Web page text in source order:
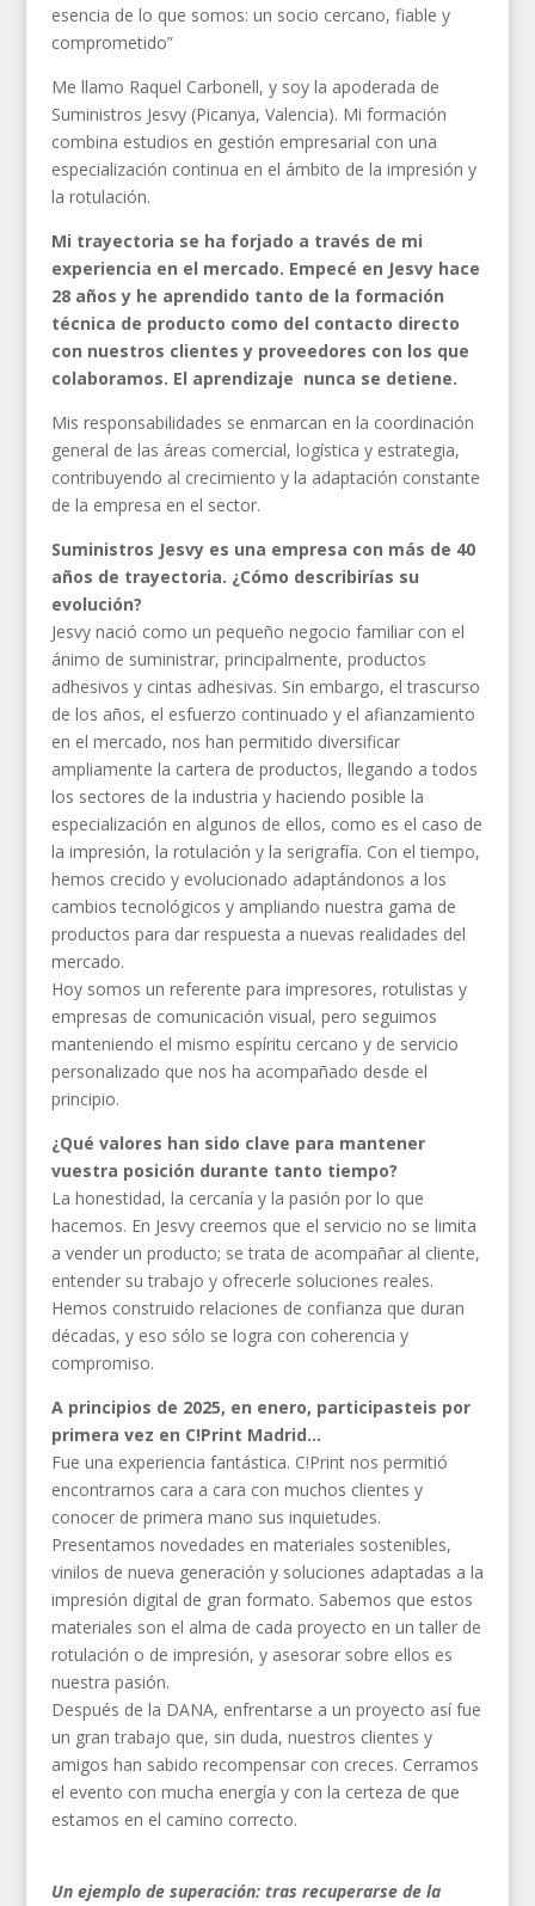
esencia de lo que somos: un socio cercano, fiable y
comprometido”
Me llamo Raquel Carbonell, y soy la apoderada de
Suministros Jesvy (Picanya, Valencia). Mi formación
combina estudios en gestión empresarial con una
especialización continua en el ámbito de la impresión y
la rotulación.
Mi trayectoria se ha forjado a través de mi
experiencia en el mercado. Empecé en Jesvy hace
28 años y he aprendido tanto de la formación
técnica de producto como del contacto directo
con nuestros clientes y proveedores con los que
colaboramos. El aprendizaje nunca se detiene.
Mis responsabilidades se enmarcan en la coordinación
general de las áreas comercial, logística y estrategia,
contribuyendo al crecimiento y la adaptación constante
de la empresa en el sector.
Suministros Jesvy es una empresa con más de 40
años de trayectoria. ¿Cómo describirías su
evolución?
Jesvy nació como un pequeño negocio familiar con el
ánimo de suministrar, principalmente, productos
adhesivos y cintas adhesivas. Sin embargo, el trascurso
de los años, el esfuerzo continuado y el afianzamiento
en el mercado, nos han permitido diversificar
ampliamente la cartera de productos, llegando a todos
los sectores de la industria y haciendo posible la
especialización en algunos de ellos, como es el caso de
la impresión, la rotulación y la serigrafía. Con el tiempo,
hemos crecido y evolucionado adaptándonos a los
cambios tecnológicos y ampliando nuestra gama de
productos para dar respuesta a nuevas realidades del
mercado.
Hoy somos un referente para impresores, rotulistas y
empresas de comunicación visual, pero seguimos
manteniendo el mismo espíritu cercano y de servicio
personalizado que nos ha acompañado desde el
principio.
¿Qué valores han sido clave para mantener
vuestra posición durante tanto tiempo?
La honestidad, la cercanía y la pasión por lo que
hacemos. En Jesvy creemos que el servicio no se limita
a vender un producto; se trata de acompañar al cliente,
entender su trabajo y ofrecerle soluciones reales.
Hemos construido relaciones de confianza que duran
décadas, y eso sólo se logra con coherencia y
compromiso.
A principios de 2025, en enero, participasteis por
primera vez en C!Print Madrid…
Fue una experiencia fantástica. C!Print nos permitió
encontrarnos cara a cara con muchos clientes y
conocer de primera mano sus inquietudes.
Presentamos novedades en materiales sostenibles,
vinilos de nueva generación y soluciones adaptadas a la
impresión digital de gran formato. Sabemos que estos
materiales son el alma de cada proyecto en un taller de
rotulación o de impresión, y asesorar sobre ellos es
nuestra pasión.
Después de la DANA, enfrentarse a un proyecto así fue
un gran trabajo que, sin duda, nuestros clientes y
amigos han sabido recompensar con creces. Cerramos
el evento con mucha energía y con la certeza de que
estamos en el camino correcto.
Un ejemplo de superación: tras recuperarse de la